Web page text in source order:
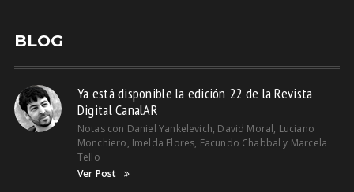
BLOG
Ya está disponible la edición 22 de la Revista
Digital CanalAR
Notas con Daniel Yankelevich, David Moral, Luciano
Monchiero, Imelda Flores, Facundo Chabbal y Marcela
Tello
Ver Post